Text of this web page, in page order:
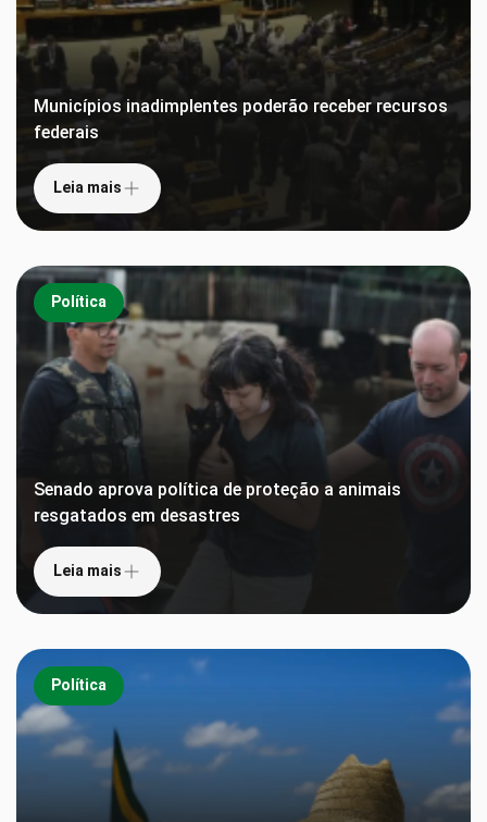
Municípios inadimplentes poderão receber recursos
federais
Leia mais
Política
Senado aprova política de proteção a animais
resgatados em desastres
Leia mais
Política